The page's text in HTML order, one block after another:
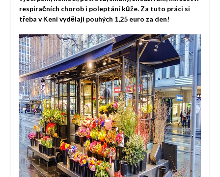
respiračních chorob i poleptání kůže. Za tuto práci si
třeba v Keni vydělají pouhých 1,25 euro za den!